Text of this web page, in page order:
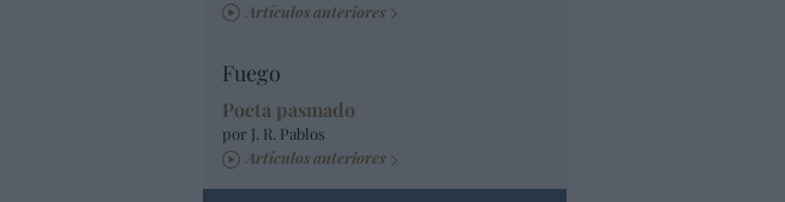
Artículos anteriores
Fuego
Poeta pasmado
por J. R. Pablos
Artículos anteriores